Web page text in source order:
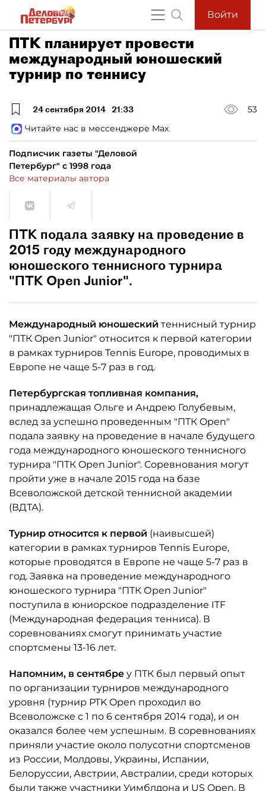
Войти
ПТК планирует провести
международный юношеский
турнир по теннису
24 сентября 2014 21:33
53
Читайте нас в мессенджере Max
Подписчик газеты "Деловой
Петербург" с 1998 года
Все материалы автора
ПТК подала заявку на проведение в
2015 году международного
юношеского теннисного турнира
"ПТК Open Junior".
Международный юношеский теннисный турнир
"ПТК Open Junior" относится к первой категории
в рамках турниров Tennis Europe, проводимых в
Европе не чаще 5-7 раз в год.
Петербургская топливная компания,
принадлежащая Ольге и Андрею Голубевым,
вслед за успешно проведенным "ПТК Open"
подала заявку на проведение в начале будущего
года международного юношеского теннисного
турнира "ПТК Open Junior". Соревнования могут
пройти уже в начале 2015 года на базе
Всеволожской детской теннисной академии
(ВДТА).
Турнир относится к первой (наивысшей)
категории в рамках турниров Tennis Europe,
которые проводятся в Европе не чаще 5-7 раз в
год. Заявка на проведение международного
юношеского турнира "ПТК Оpen Junior"
поступила в юниорское подразделение ITF
(Международная федерация тенниса). В
соревнованиях смогут принимать участие
спортсмены 13-16 лет.
Напомним, в сентябре у ПТК был первый опыт
по организации турниров международного
уровня (турнир PTK Open проходил во
Всеволожске с 1 по 6 сентября 2014 года), и он
оказался более чем успешным. В соревнованиях
приняли участие около полусотни спортсменов
из России, Молдовы, Украины, Испании,
Белоруссии, Австрии, Австралии, среди которых
были также участники Уимблдона и US Open. В